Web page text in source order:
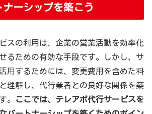
ーシップを築こう
スの利用は、企業の営業活動を効率化
るための有効な手段です。しかし、サ
用するためには、変更費用を含めた料
理解し、代行業者との良好な関係を築
。
ここでは、テレアポ代行サービスを